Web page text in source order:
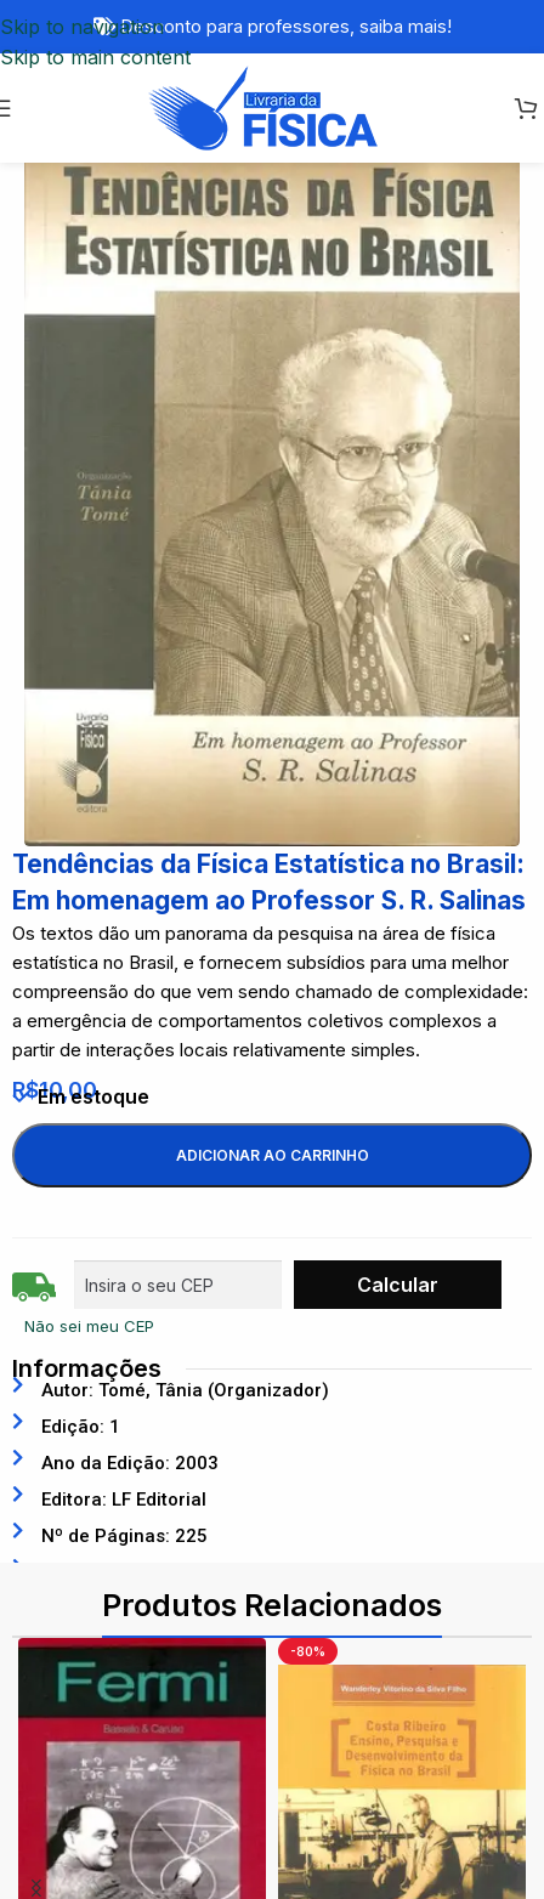
Skip to navigation
Skip to main content
Desconto para professores, saiba mais!
Tendências da Física Estatística no Brasil:
Em homenagem ao Professor S. R. Salinas
Os textos dão um panorama da pesquisa na área de física
estatística no Brasil, e fornecem subsídios para uma melhor
compreensão do que vem sendo chamado de complexidade:
a emergência de comportamentos coletivos complexos a
partir de interações locais relativamente simples.
R$10,00
Em estoque
ADICIONAR AO CARRINHO
Não sei meu CEP
Informações
Autor: Tomé, Tânia (Organizador)
Edição: 1
Ano da Edição: 2003
Editora: LF Editorial
Nº de Páginas: 225
Produtos Relacionados
-80%